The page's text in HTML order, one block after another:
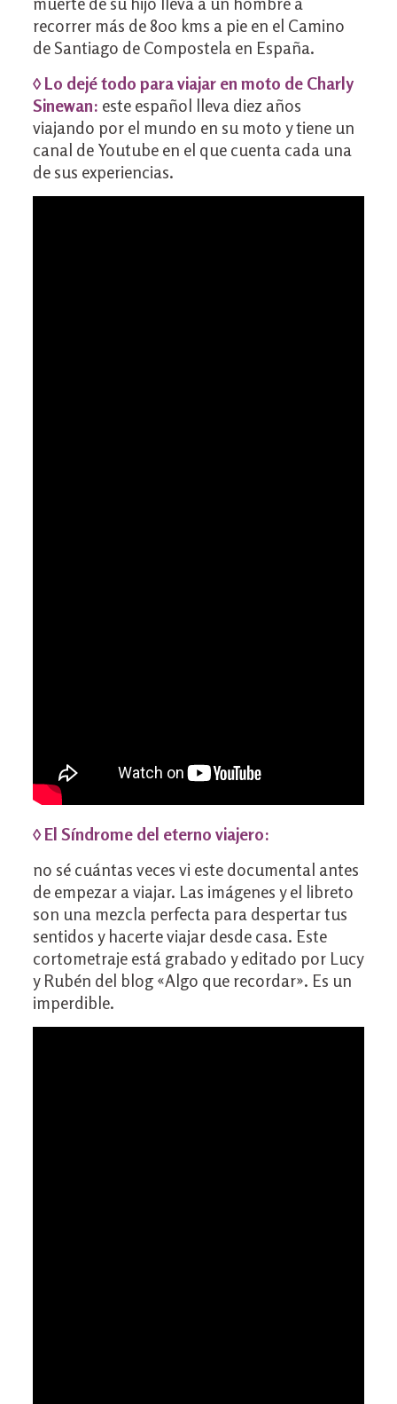
recorrer más de 800 kms a pie en el Camino
de Santiago de Compostela en España.
◊ Lo dejé todo para viajar en moto de Charly
Sinewan: este español lleva diez años
viajando por el mundo en su moto y tiene un
canal de Youtube en el que cuenta cada una
de sus experiencias.
◊ El Síndrome del eterno viajero:
no sé cuántas veces vi este documental antes
de empezar a viajar. Las imágenes y el libreto
son una mezcla perfecta para despertar tus
sentidos y hacerte viajar desde casa. Este
cortometraje está grabado y editado por Lucy
y Rubén del blog «Algo que recordar». Es un
imperdible.